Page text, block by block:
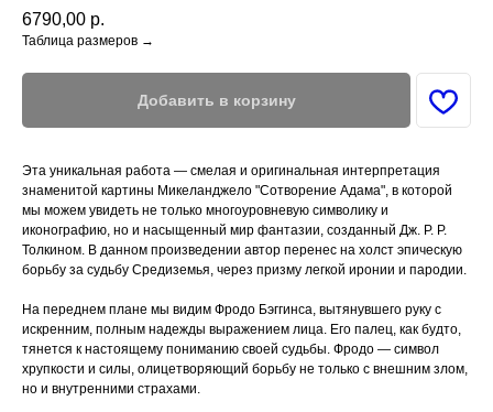
6790,00 р.
Таблица размеров →
Добавить в корзину
Эта уникальная работа — смелая и оригинальная интерпретация
знаменитой картины Микеланджело "Сотворение Адама", в которой
мы можем увидеть не только многоуровневую символику и
иконографию, но и насыщенный мир фантазии, созданный Дж. Р. Р.
Толкином. В данном произведении автор перенес на холст эпическую
борьбу за судьбу Средиземья, через призму легкой иронии и пародии.
На переднем плане мы видим Фродо Бэггинса, вытянувшего руку с
искренним, полным надежды выражением лица. Его палец, как будто,
тянется к настоящему пониманию своей судьбы. Фродо — символ
хрупкости и силы, олицетворяющий борьбу не только с внешним злом,
но и внутренними страхами.